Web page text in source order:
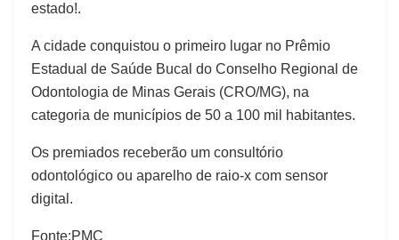
estado!.
A cidade conquistou o primeiro lugar no Prêmio
Estadual de Saúde Bucal do Conselho Regional de
Odontologia de Minas Gerais (CRO/MG), na
categoria de municípios de 50 a 100 mil habitantes.
Os premiados receberão um consultório
odontológico ou aparelho de raio-x com sensor
digital.
Fonte:PMC